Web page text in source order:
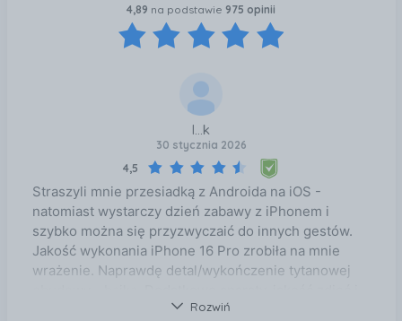
4,89 na podstawie 975 opinii
l...k
30 stycznia 2026
4,5
Straszyli mnie przesiadką z Androida na iOS -
natomiast wystarczy dzień zabawy z iPhonem i
szybko można się przyzwyczaić do innych gestów.
Jakość wykonania iPhone 16 Pro zrobiła na mnie
wrażenie. Naprawdę detal/wykończenie tytanowej
video - to jest niebywałe jak w takim małym
Rozwiń